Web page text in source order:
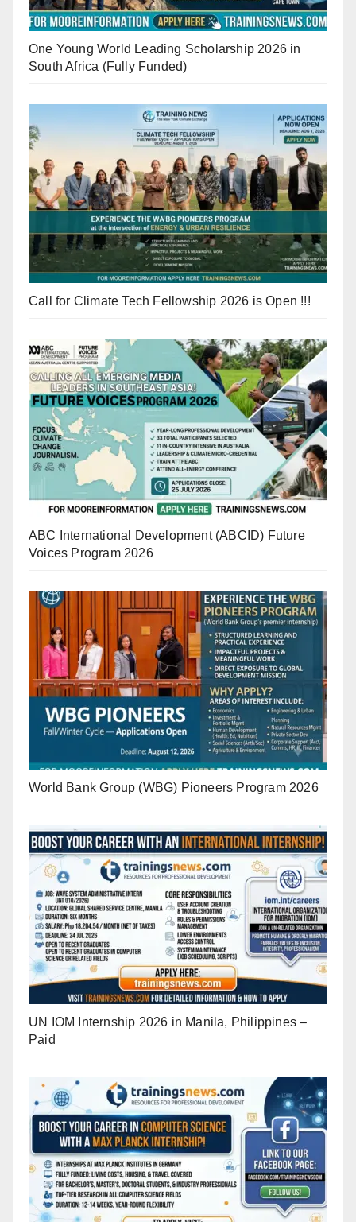
One Young World Leading Scholarship 2026 in
South Africa (Fully Funded)
Call for Climate Tech Fellowship 2026 is Open !!!
ABC International Development (ABCID) Future
Voices Program 2026
World Bank Group (WBG) Pioneers Program 2026
UN IOM Internship 2026 in Manila, Philippines –
Paid